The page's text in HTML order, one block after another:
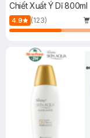
Chiết Xuất Ý Dĩ 800ml
4.9 (123)